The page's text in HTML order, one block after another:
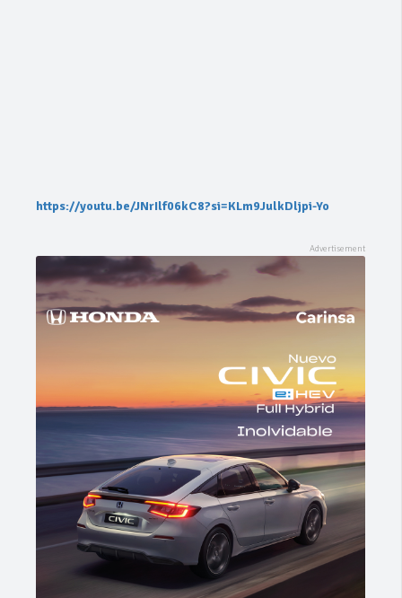
https://youtu.be/JNrIlf06kC8?si=KLm9JulkDljpi-Yo